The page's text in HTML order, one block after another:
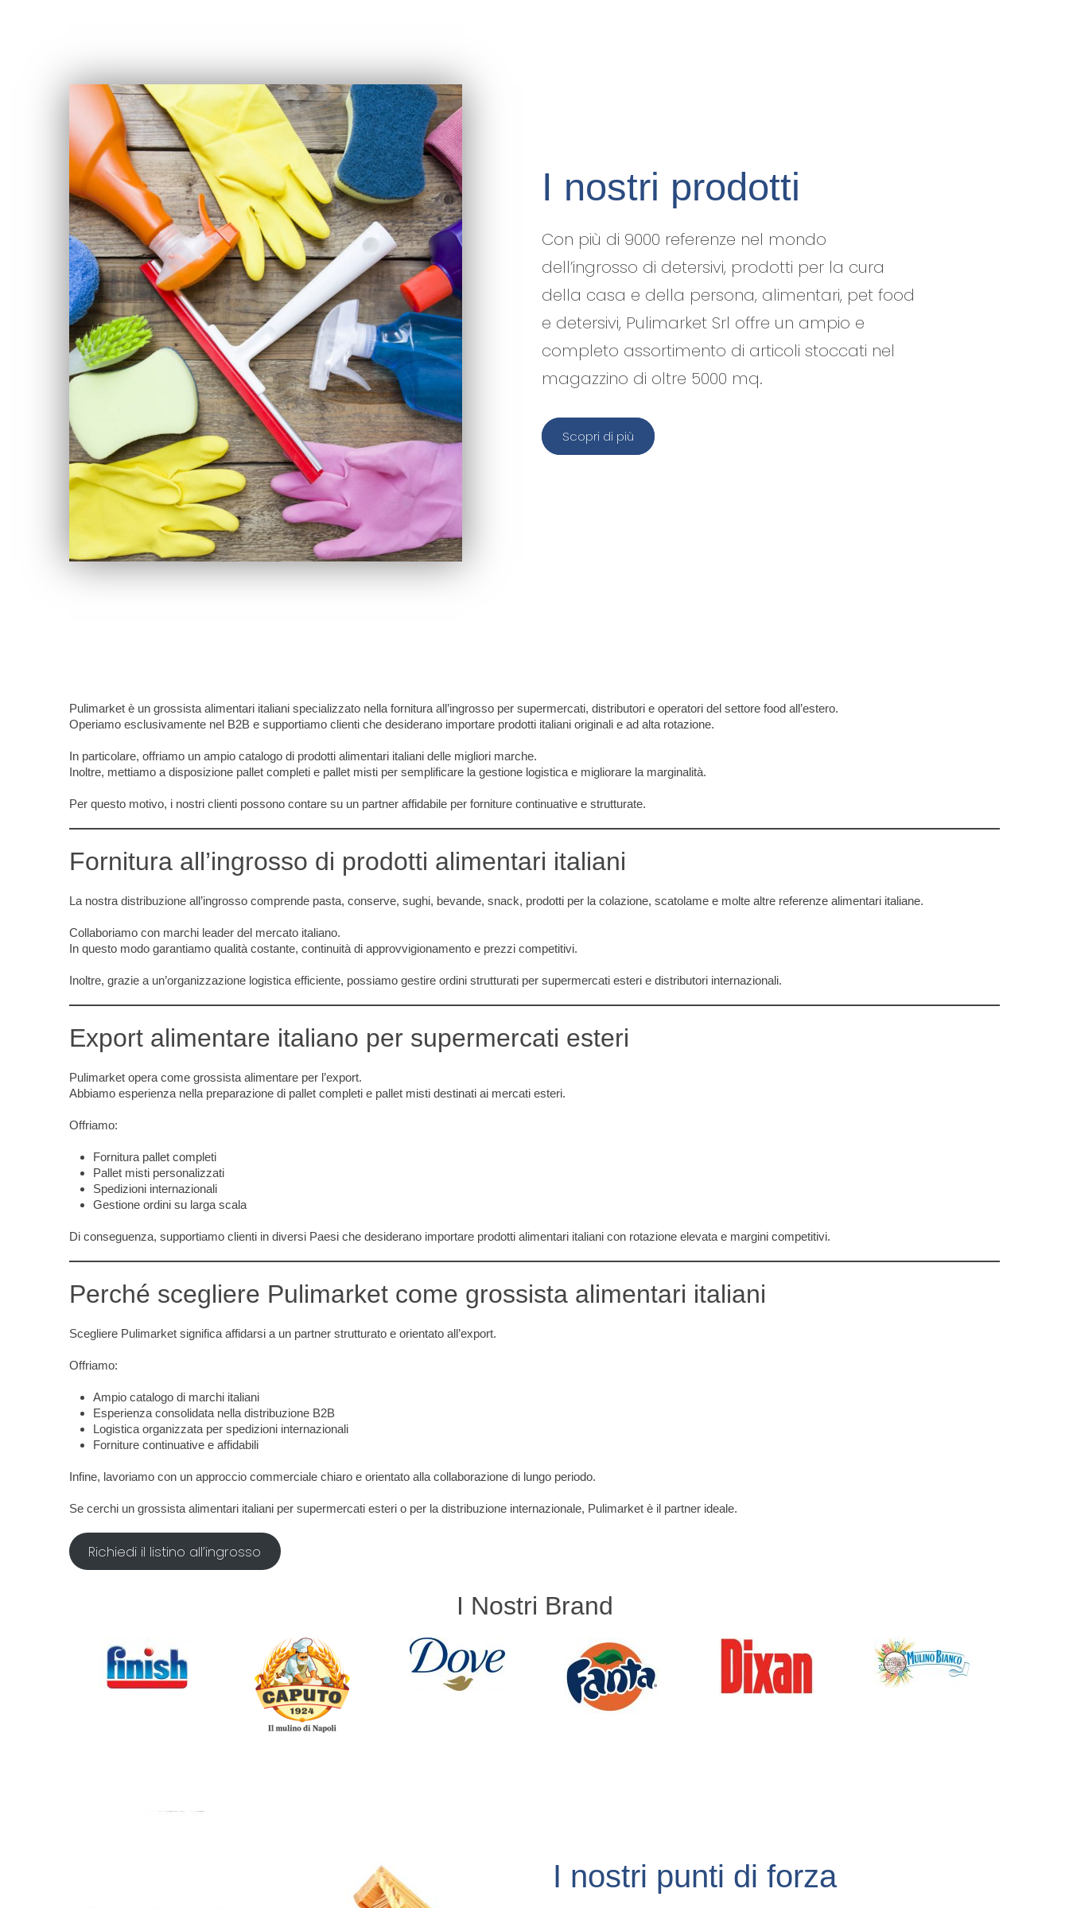
I nostri prodotti
Con più di 9000 referenze nel mondo
dell’ingrosso di detersivi, prodotti per la cura
della casa e della persona, alimentari, pet food
e detersivi, Pulimarket Srl offre un ampio e
completo assortimento di articoli stoccati nel
magazzino di oltre 5000 mq.
Scopri di più
Pulimarket è un grossista alimentari italiani specializzato nella fornitura all’ingrosso per supermercati, distributori e operatori del settore food all’estero.
Operiamo esclusivamente nel B2B e supportiamo clienti che desiderano importare prodotti italiani originali e ad alta rotazione.
In particolare, offriamo un ampio catalogo di prodotti alimentari italiani delle migliori marche.
Inoltre, mettiamo a disposizione pallet completi e pallet misti per semplificare la gestione logistica e migliorare la marginalità.
Per questo motivo, i nostri clienti possono contare su un partner affidabile per forniture continuative e strutturate.
Fornitura all’ingrosso di prodotti alimentari italiani
La nostra distribuzione all’ingrosso comprende pasta, conserve, sughi, bevande, snack, prodotti per la colazione, scatolame e molte altre referenze alimentari italiane.
Collaboriamo con marchi leader del mercato italiano.
In questo modo garantiamo qualità costante, continuità di approvvigionamento e prezzi competitivi.
Inoltre, grazie a un’organizzazione logistica efficiente, possiamo gestire ordini strutturati per supermercati esteri e distributori internazionali.
Export alimentare italiano per supermercati esteri
Pulimarket opera come grossista alimentare per l’export.
Abbiamo esperienza nella preparazione di pallet completi e pallet misti destinati ai mercati esteri.
Offriamo:
Fornitura pallet completi
Pallet misti personalizzati
Spedizioni internazionali
Gestione ordini su larga scala
Di conseguenza, supportiamo clienti in diversi Paesi che desiderano importare prodotti alimentari italiani con rotazione elevata e margini competitivi.
Perché scegliere Pulimarket come grossista alimentari italiani
Scegliere Pulimarket significa affidarsi a un partner strutturato e orientato all’export.
Offriamo:
Ampio catalogo di marchi italiani
Esperienza consolidata nella distribuzione B2B
Logistica organizzata per spedizioni internazionali
Forniture continuative e affidabili
Infine, lavoriamo con un approccio commerciale chiaro e orientato alla collaborazione di lungo periodo.
Se cerchi un grossista alimentari italiani per supermercati esteri o per la distribuzione internazionale, Pulimarket è il partner ideale.
Richiedi il listino all’ingrosso
I Nostri Brand
I nostri punti di forza